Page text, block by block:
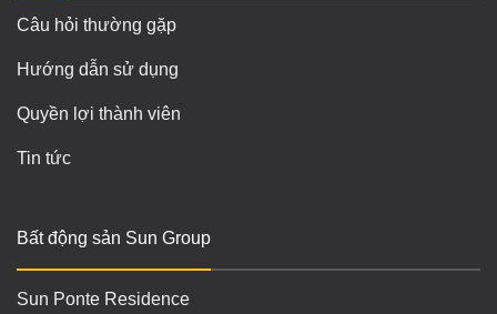
Câu hỏi thường gặp
Hướng dẫn sử dụng
Quyền lợi thành viên
Tin tức
Bất động sản Sun Group
Sun Ponte Residence